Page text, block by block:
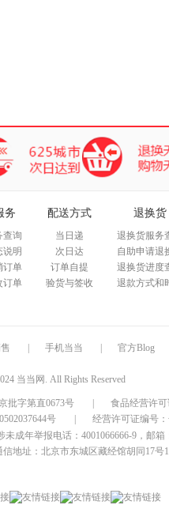
务
查询
说明
订单
订单
配送方式
当日递
次日达
订单自提
验货与签收
退换货
退换货服务
自助申请退
退换货进度
退款方式和
手机当当 官方Blog
当当网. All Rights Reserved
批字第直0673号
食品经营许可
号 经营许可证编号：
成年举报电话：4001066666-9，邮箱
信地址：北京市东城区藏经馆胡同17号